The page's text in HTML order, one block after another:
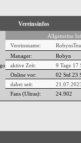
Vereinsinfos
Allgemeine
Vereinsname:
Manager:
Robyn
aktive Zeit:
9 Tage 17
Online vor:
02 Std 24
dabei seit:
Fans (Ultras):
24.902